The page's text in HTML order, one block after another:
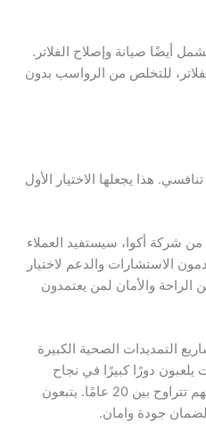
أيضًا صيانة وإصلاح الفلاتر.
للتخلص من الرواسب بدون
هذا يجعلها الاختيار الأول
شركة أكوا، سيستفيد العملاء
الاستشارات والدعم لاختيار
والأمان لمن يعتمدون
التمديدات الصحية الكبيرة
يلعبون دورًا كبيرًا في نجاح
مشاريع التمديدات الصحية. خبراتهم تتراوح بين 20 عامًا. يتبعون
لضمان جودة وامان.